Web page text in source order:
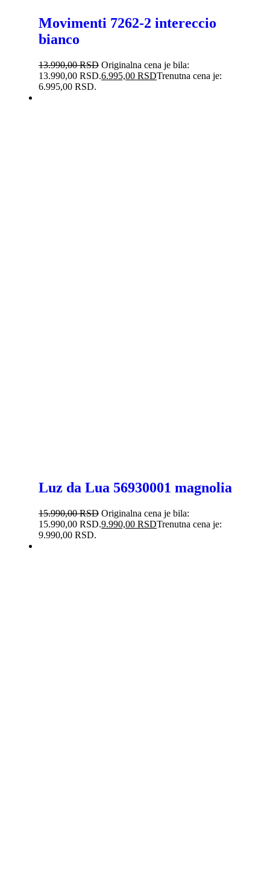
Movimenti 7262-2 intereccio
bianco
13.990,00RSD Originalna cena je bila:
13.990,00 RSD.6.995,00 RSDTrenutna cena je:
6.995,00 RSD.
Luz da Lua 56930001 magnolia
15.990,00RSD Originalna cena je bila:
15.990,00 RSD.9.990,00 RSDTrenutna cena je:
9.990,00 RSD.